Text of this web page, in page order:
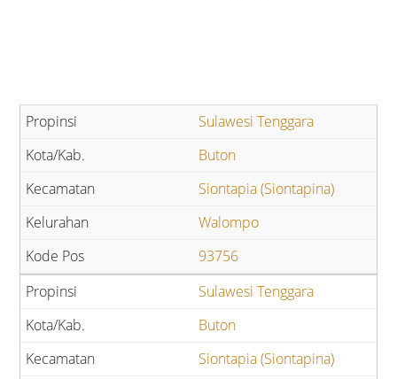
Sulawesi Tenggara
Buton
Siontapia (Siontapina)
Walompo
93756
Sulawesi Tenggara
Buton
Siontapia (Siontapina)